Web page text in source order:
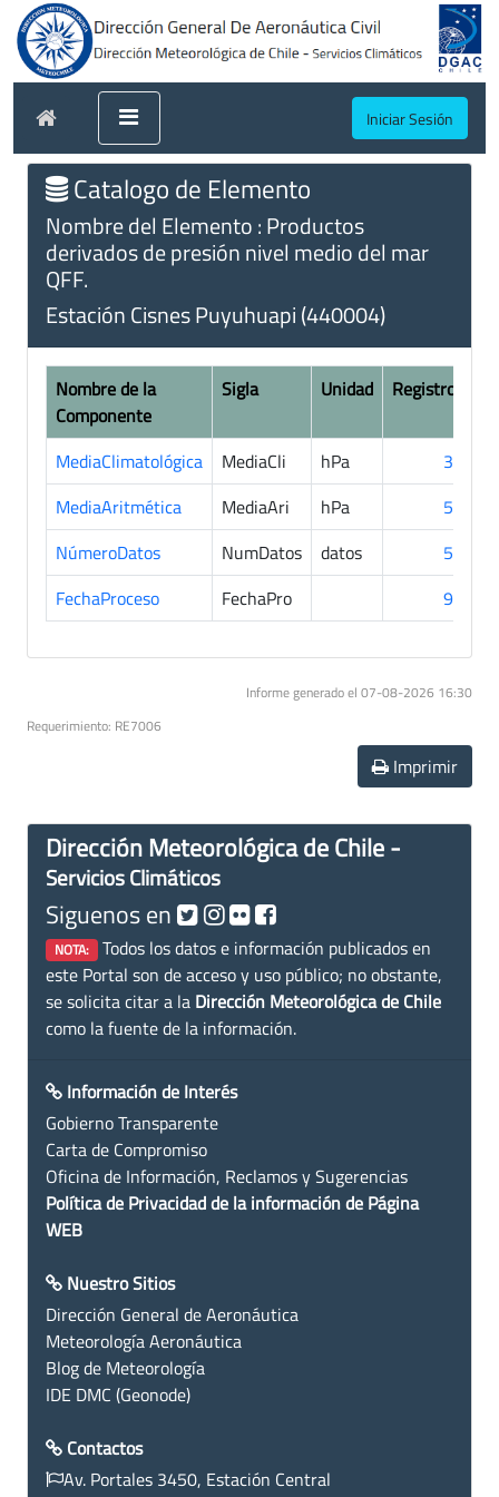
Iniciar Sesión
Catalogo de Elemento
Nombre del Elemento : Productos
derivados de presión nivel medio del mar
QFF.
Estación Cisnes Puyuhuapi (440004)
Nombre de la
Componente
Sigla Unidad Registros
MediaClimatológica MediaCli hPa
34
MediaAritmética
MediaAri hPa
57
NúmeroDatos
NumDatos datos
57
FechaProceso
FechaPro 90
Informe generado el 07-08-2026 16:30
Requerimiento: RE7006
Imprimir
Dirección Meteorológica de Chile -
Servicios Climáticos
Siguenos en
NOTA: Todos los datos e información publicados en
este Portal son de acceso y uso público; no obstante,
se solicita citar a la Dirección Meteorológica de Chile
como la fuente de la información.
Información de Interés
Gobierno Transparente
Carta de Compromiso
Oficina de Información, Reclamos y Sugerencias
Política de Privacidad de la información de Página
WEB
Nuestro Sitios
Dirección General de Aeronáutica
Meteorología Aeronáutica
Blog de Meteorología
IDE DMC (Geonode)
Contactos
Av. Portales 3450, Estación Central